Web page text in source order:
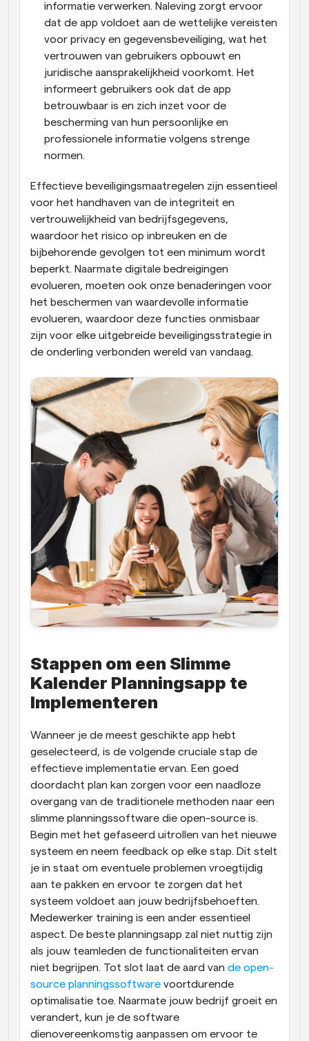
informatie verwerken. Naleving zorgt ervoor
dat de app voldoet aan de wettelijke vereisten
voor privacy en gegevensbeveiliging, wat het
vertrouwen van gebruikers opbouwt en
juridische aansprakelijkheid voorkomt. Het
informeert gebruikers ook dat de app
betrouwbaar is en zich inzet voor de
bescherming van hun persoonlijke en
professionele informatie volgens strenge
normen.
Effectieve beveiligingsmaatregelen zijn essentieel
voor het handhaven van de integriteit en
vertrouwelijkheid van bedrijfsgegevens,
waardoor het risico op inbreuken en de
bijbehorende gevolgen tot een minimum wordt
beperkt. Naarmate digitale bedreigingen
evolueren, moeten ook onze benaderingen voor
het beschermen van waardevolle informatie
evolueren, waardoor deze functies onmisbaar
zijn voor elke uitgebreide beveiligingsstrategie in
de onderling verbonden wereld van vandaag.
Stappen om een Slimme
Kalender Planningsapp te
Implementeren
Wanneer je de meest geschikte app hebt
geselecteerd, is de volgende cruciale stap de
effectieve implementatie ervan. Een goed
doordacht plan kan zorgen voor een naadloze
overgang van de traditionele methoden naar een
slimme planningssoftware die open-source is.
Begin met het gefaseerd uitrollen van het nieuwe
systeem en neem feedback op elke stap. Dit stelt
je in staat om eventuele problemen vroegtijdig
aan te pakken en ervoor te zorgen dat het
systeem voldoet aan jouw bedrijfsbehoeften.
Medewerker training is een ander essentieel
aspect. De beste planningsapp zal niet nuttig zijn
als jouw teamleden de functionaliteiten ervan
niet begrijpen. Tot slot laat de aard van de open-
source planningssoftware voortdurende
optimalisatie toe. Naarmate jouw bedrijf groeit en
verandert, kun je de software
dienovereenkomstig aanpassen om ervoor te